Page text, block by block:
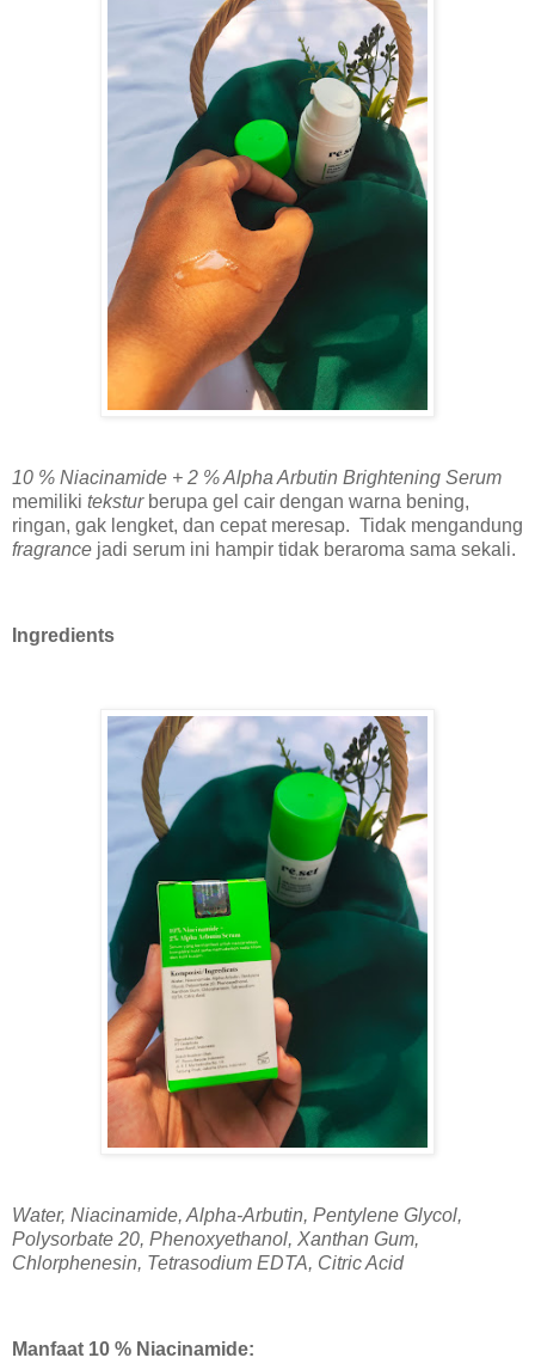
10 % Niacinamide + 2 % Alpha Arbutin Brightening Serum
memiliki teksturberupa gel cair dengan warna bening,
ringan, gak lengket, dan cepat meresap. Tidak mengandung
fragrance jadi serum ini hampir tidak beraroma sama sekali.
Ingredients
Water, Niacinamide, Alpha-Arbutin, Pentylene Glycol,
Polysorbate 20, Phenoxyethanol, Xanthan Gum,
Chlorphenesin, Tetrasodium EDTA, Citric Acid
Manfaat 10 % Niacinamide: